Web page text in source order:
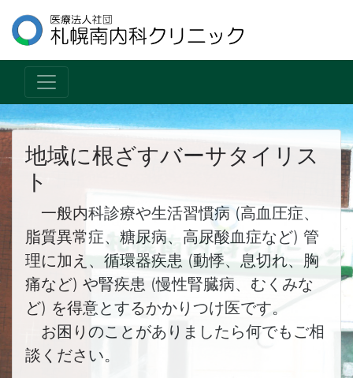
地域に根ざすバーサタイリス
ト
一般内科診療や生活習慣病 (高血圧症、
脂質異常症、糖尿病、高尿酸血症など) 管
理に加え、循環器疾患 (動悸、息切れ、胸
痛など) や腎疾患 (慢性腎臓病、むくみな
ど) を得意とするかかりつけ医です。
お困りのことがありましたら何でもご相
談ください。